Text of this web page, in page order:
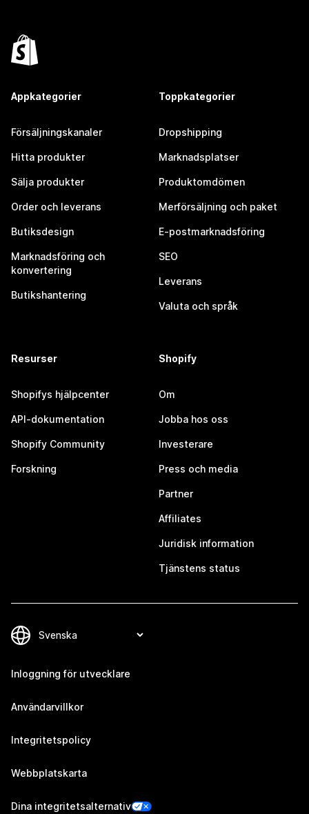
Appkategorier
Försäljningskanaler
Hitta produkter
Sälja produkter
Order och leverans
Butiksdesign
Marknadsföring och
konvertering
Butikshantering
Toppkategorier
Dropshipping
Marknadsplatser
Produktomdömen
Merförsäljning och paket
E-postmarknadsföring
SEO
Leverans
Valuta och språk
Resurser
Shopifys hjälpcenter
API-dokumentation
Shopify Community
Forskning
Shopify
Om
Jobba hos oss
Investerare
Press och media
Partner
Affiliates
Juridisk information
Tjänstens status
Inloggning för utvecklare
Användarvillkor
Integritetspolicy
Webbplatskarta
Dina integritetsalternativ